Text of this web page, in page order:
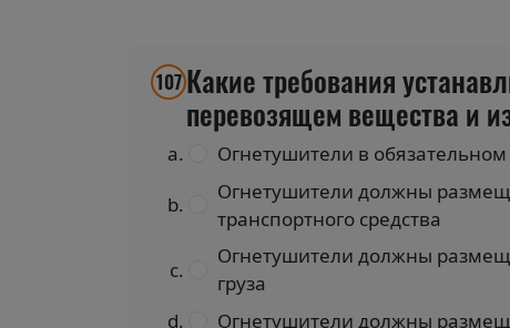
107 Какие требования
перевозящем вещества и
Огнетушители в
Огнетушители должны
транспортного средства
Огнетушители должны
груза
Огнетушители должны